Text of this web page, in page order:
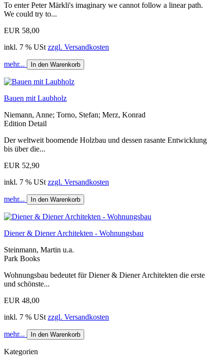
To enter Peter Märkli's imaginary we cannot follow a linear path.
We could try to...
EUR 58,00
inkl. 7 % USt zzgl. Versandkosten
mehr... In den Warenkorb
Bauen mit Laubholz
Niemann, Anne; Torno, Stefan; Merz, Konrad
Edition Detail
Der weltweit boomende Holzbau und dessen rasante Entwicklung
bis über die...
EUR 52,90
inkl. 7 % USt zzgl. Versandkosten
mehr... In den Warenkorb
Diener & Diener Architekten - Wohnungsbau
Steinmann, Martin u.a.
Park Books
Wohnungsbau bedeutet für Diener & Diener Architekten die erste
und schönste...
EUR 48,00
inkl. 7 % USt zzgl. Versandkosten
mehr... In den Warenkorb
Kategorien